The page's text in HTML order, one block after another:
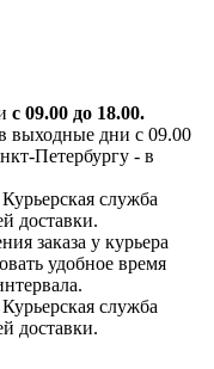
с 09.00 до 18.00.
выходные дни с 09.00
Петербургу - в
служба
доставки.
заказа у курьера
удобное время
служба
доставки.